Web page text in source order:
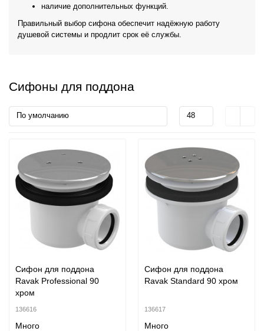
наличие дополнительных функций.
Правильный выбор сифона обеспечит надёжную работу
душевой системы и продлит срок её службы.
Сифоны для поддона
Сифон для поддона
Ravak Professional 90
хром
136616
Много
Сифон для поддона
Ravak Standard 90 хром
136617
Много